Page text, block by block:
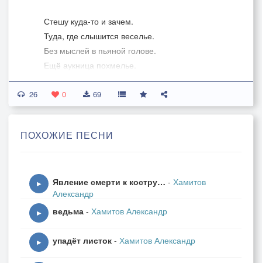
Стешу куда-то и зачем.
Туда, где слышится веселье.
Без мыслей в пьяной голове.
Ещё аукница похмелье.
Хочу быть всюду и везде.
Где смех и водка рекой льётся.
Я верю, место мне найдётся.
Он веселится, озорует.
Налью-ка я, ещё, сто грамм.
Боюсь, что менингит надует.
И снова рюмка до краёв.
26 0 69
ПОХОЖИЕ ПЕСНИ
▶ Явление смерти к костру… - Хамитов
Александр
▶ ведьма - Хамитов Александр
▶ упадёт листок - Хамитов Александр